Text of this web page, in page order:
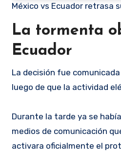
México vs Ecuador retrasa
La tormenta
Ecuador
La decisión fue
luego de que la actividad
Durante la tarde ya se
medios de comunicación
activara oficialmente el